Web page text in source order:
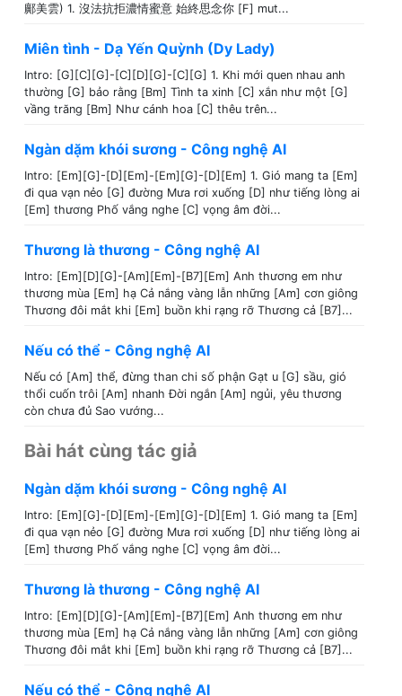
鄺美雲) 1. 沒法抗拒濃情蜜意 始終思念你 [F] mut...
Miên tình - Dạ Yến Quỳnh (Dy Lady)
Intro: [G][C][G]-[C][D][G]-[C][G] 1. Khi mới quen nhau anh
thường [G] bảo rằng [Bm] Tình ta xinh [C] xắn như một [G]
vầng trăng [Bm] Như cánh hoa [C] thêu trên...
Ngàn dặm khói sương - Công nghệ AI
Intro: [Em][G]-[D][Em]-[Em][G]-[D][Em] 1. Gió mang ta [Em]
đi qua vạn nẻo [G] đường Mưa rơi xuống [D] như tiếng lòng ai
[Em] thương Phố vắng nghe [C] vọng âm đời...
Thương là thương - Công nghệ AI
Intro: [Em][D][G]-[Am][Em]-[B7][Em] Anh thương em như
thương mùa [Em] hạ Cả nắng vàng lẫn những [Am] cơn giông
Thương đôi mắt khi [Em] buồn khi rạng rỡ Thương cả [B7]...
Nếu có thể - Công nghệ AI
Nếu có [Am] thể, đừng than chi số phận Gạt u [G] sầu, gió
thổi cuốn trôi [Am] nhanh Đời ngắn [Am] ngủi, yêu thương
còn chưa đủ Sao vướng...
Bài hát cùng tác giả
Ngàn dặm khói sương - Công nghệ AI
Intro: [Em][G]-[D][Em]-[Em][G]-[D][Em] 1. Gió mang ta [Em]
đi qua vạn nẻo [G] đường Mưa rơi xuống [D] như tiếng lòng ai
[Em] thương Phố vắng nghe [C] vọng âm đời...
Thương là thương - Công nghệ AI
Intro: [Em][D][G]-[Am][Em]-[B7][Em] Anh thương em như
thương mùa [Em] hạ Cả nắng vàng lẫn những [Am] cơn giông
Thương đôi mắt khi [Em] buồn khi rạng rỡ Thương cả [B7]...
Nếu có thể - Công nghệ AI